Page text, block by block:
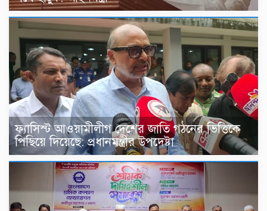
ফ্যাসিস্ট আওয়ামীলীগ দেশের জাতি গঠনের ভিত্তিকে
পিছিয়ে দিয়েছে: প্রধানমন্ত্রীর উপদেষ্টা